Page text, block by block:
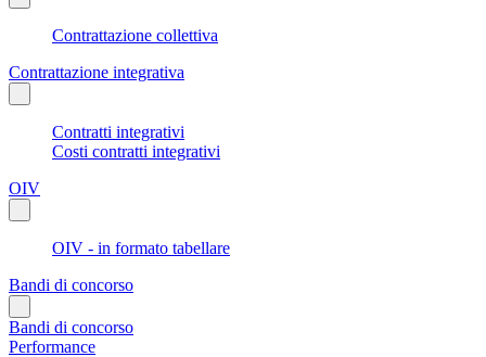
Contrattazione collettiva
Contrattazione integrativa
Contratti integrativi
Costi contratti integrativi
OIV
OIV - in formato tabellare
Bandi di concorso
Bandi di concorso
Performance